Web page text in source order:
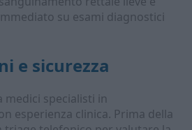
su esami diagnostici
e sicurezza
medici specialisti in
esperienza clinica. Prima della